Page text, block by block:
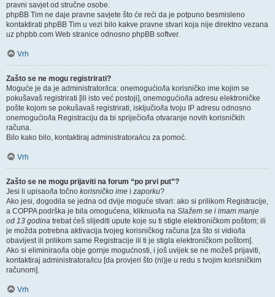
pravni savjet od stručne osobe.
phpBB Tim ne daje pravne savjete što će reći da je potpuno besmisleno
kontaktirati phpBB Tim u vezi bilo kakve pravne stvari koja nije direktno vezana
uz phpbb.com Web stranice odnosno phpBB softver.
Vrh
Zašto se ne mogu registrirati?
Moguće je da je administrator/ica: onemogućio/la korisničko ime kojim se
pokušavaš registrirati [ili isto već postoji], onemogućio/la adresu elektroničke
pošte kojom se pokušavaš registrirati, isključio/la tvoju IP adresu odnosno
onemogućio/la Registraciju da bi spriječio/la otvaranje novih korisničkih
računa.
Bilo kako bilo, kontaktiraj administratora/icu za pomoć.
Vrh
Zašto se ne mogu prijaviti na forum “po prvi put”?
Jesi li upisao/la točno korisničko ime i zaporku?
Ako jesi, dogodila se jedna od dvije moguće stvari: ako si prilikom Registracije,
a COPPA podrška je bila omogućena, kliknuo/la na Slažem se i imam manje
od 13 godina trebat ćeš slijediti upute koje su ti stigle elektroničkom poštom; ili
je možda potrebna aktivacija tvojeg korisničkog računa [za što si vidio/la
obavijest ili prilikom same Registracije ili ti je stigla elektroničkom poštom].
Ako si eliminirao/la obje gornje mogućnosti, i još uvijek se ne možeš prijaviti,
kontaktiraj administratora/icu [da provjeri što (ni)je u redu s tvojim korisničkim
računom].
Vrh